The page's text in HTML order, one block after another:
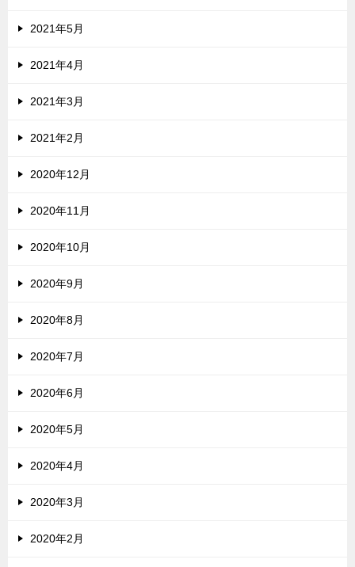
2021年5月
2021年4月
2021年3月
2021年2月
2020年12月
2020年11月
2020年10月
2020年9月
2020年8月
2020年7月
2020年6月
2020年5月
2020年4月
2020年3月
2020年2月